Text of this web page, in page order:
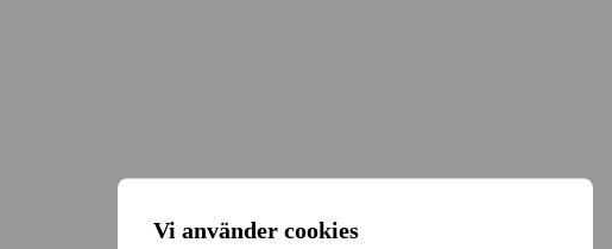
Vi använder cookies